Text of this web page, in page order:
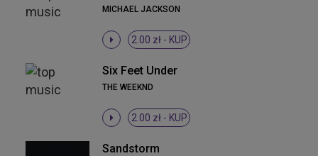
MICHAEL JACKSON
2.00 zł - KUP
Six Feet Under
THE WEEKND
2.00 zł - KUP
Sandstorm